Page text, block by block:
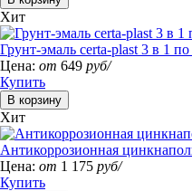
Хит
Грунт-эмаль certa-plast 3 в 1
Цена: от 649 руб/
Купить
Хит
Антикоррозионная
Цена: от 1 175 руб/
Купить